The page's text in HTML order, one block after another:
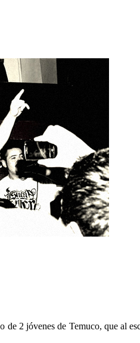
2 jóvenes de Temuco, que al